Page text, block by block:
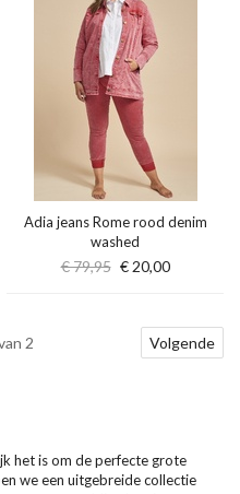
Adia jeans Rome rood denim
washed
€ 79,95 € 20,00
2 Volgende
het is om de perfecte grote
we een uitgebreide collectie